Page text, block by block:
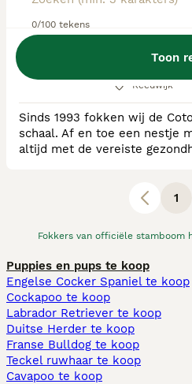
0/100 tekens
Toon
Fokkers van officiële stamboom
Coton De
Reeuwijk
Sinds 1993 fokken wij de
schaal. Af en toe een nestje
altijd met de vereiste
wandelmogelijkheden. De 1
Puppies en pups te koop
Engelse Cocker Spaniel te koop
Cockapoo te koop
Labrador Retriever te koop
Duitse Herder te koop
Franse Bulldog te koop
Teckel ruwhaar te koop
Cavapoo te koop